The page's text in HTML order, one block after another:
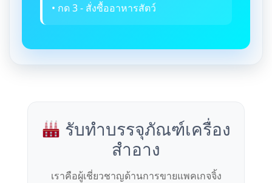
• กด 3 - สั่งซื้ออาหารสัตว์
รับทำบรรจุภัณฑ์เครื่อง
สำอาง
เราคือผู้เชี่ยวชาญด้านการขายแพคเกจจิ้ง